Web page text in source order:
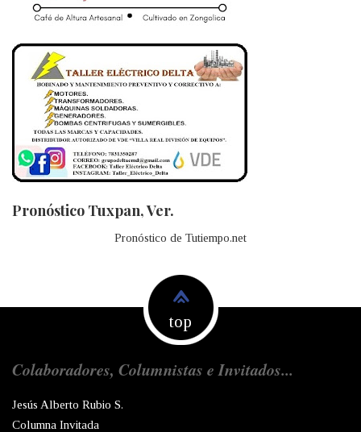
Pronóstico Tuxpan, Ver.
Pronóstico de Tutiempo.net
top
Colaboradores, Columnistas e Invitados...
Jesús Alberto Rubio S.
Columna Invitada